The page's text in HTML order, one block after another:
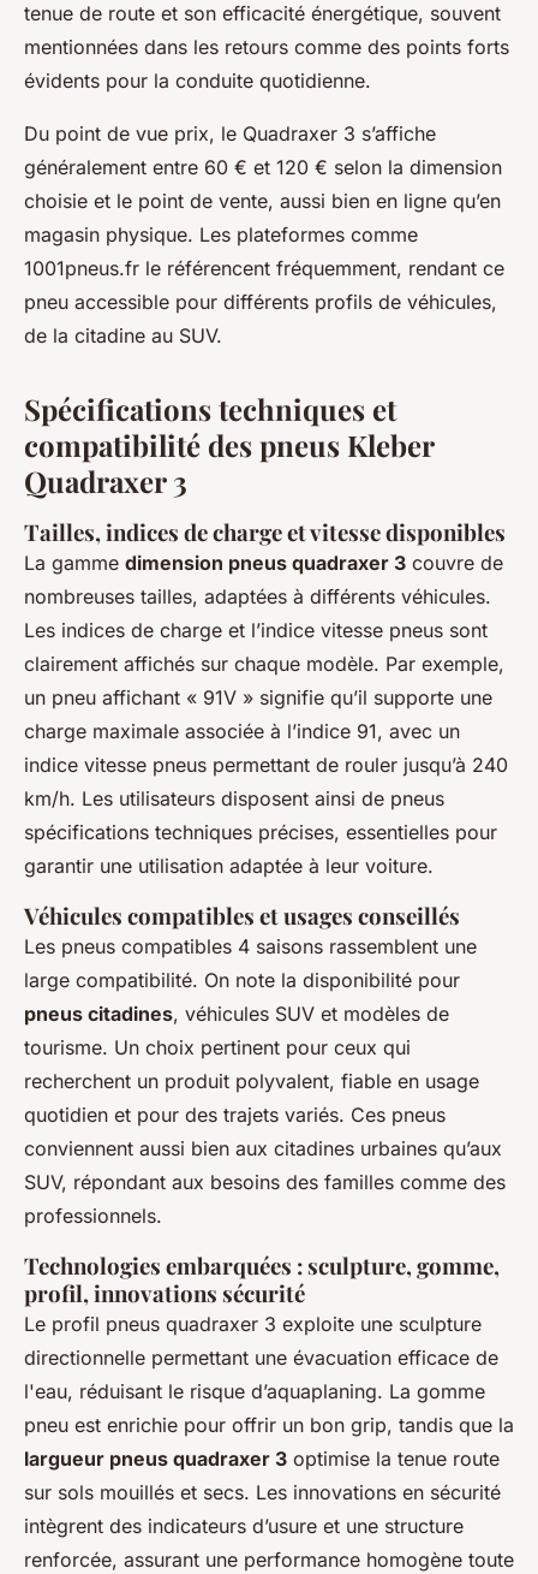
tenue de route et son efficacité énergétique, souvent
mentionnées dans les retours comme des points forts
évidents pour la conduite quotidienne.
Du point de vue prix, le Quadraxer 3 s’affiche
généralement entre 60 € et 120 € selon la dimension
choisie et le point de vente, aussi bien en ligne qu’en
magasin physique. Les plateformes comme
1001pneus.fr le référencent fréquemment, rendant ce
pneu accessible pour différents profils de véhicules,
de la citadine au SUV.
Spécifications techniques et
compatibilité des pneus Kleber
Quadraxer 3
Tailles, indices de charge et vitesse disponibles
La gamme dimension pneus quadraxer 3 couvre de
nombreuses tailles, adaptées à différents véhicules.
Les indices de charge et l’indice vitesse pneus sont
clairement affichés sur chaque modèle. Par exemple,
un pneu affichant « 91V » signifie qu’il supporte une
charge maximale associée à l’indice 91, avec un
indice vitesse pneus permettant de rouler jusqu’à 240
km/h. Les utilisateurs disposent ainsi de pneus
spécifications techniques précises, essentielles pour
garantir une utilisation adaptée à leur voiture.
Véhicules compatibles et usages conseillés
Les pneus compatibles 4 saisons rassemblent une
large compatibilité. On note la disponibilité pour
pneus citadines, véhicules SUV et modèles de
tourisme. Un choix pertinent pour ceux qui
recherchent un produit polyvalent, fiable en usage
quotidien et pour des trajets variés. Ces pneus
conviennent aussi bien aux citadines urbaines qu’aux
SUV, répondant aux besoins des familles comme des
professionnels.
Technologies embarquées : sculpture, gomme,
profil, innovations sécurité
Le profil pneus quadraxer 3 exploite une sculpture
directionnelle permettant une évacuation efficace de
l'eau, réduisant le risque d’aquaplaning. La gomme
pneu est enrichie pour offrir un bon grip, tandis que la
largueur pneus quadraxer 3 optimise la tenue route
sur sols mouillés et secs. Les innovations en sécurité
intègrent des indicateurs d’usure et une structure
renforcée, assurant une performance homogène toute